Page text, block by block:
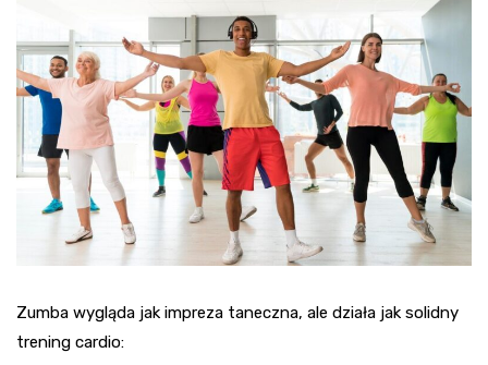
Zumba wygląda jak impreza taneczna, ale działa jak solidny
trening cardio: